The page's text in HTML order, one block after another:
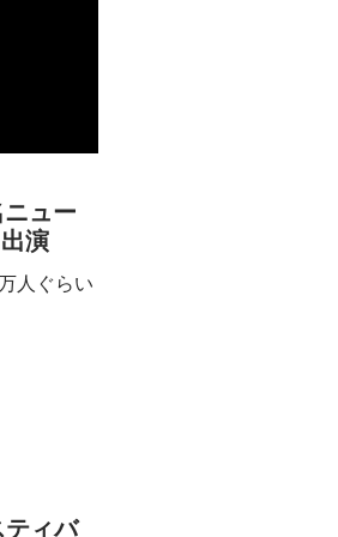
ュー
演
人ぐらい
ィバ